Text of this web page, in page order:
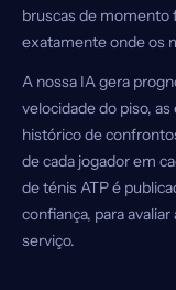
bruscas de momento
exatamente onde os
A nossa IA gera
velocidade do piso,
histórico de
de cada jogador em
de ténis ATP é
confiança, para
serviço.